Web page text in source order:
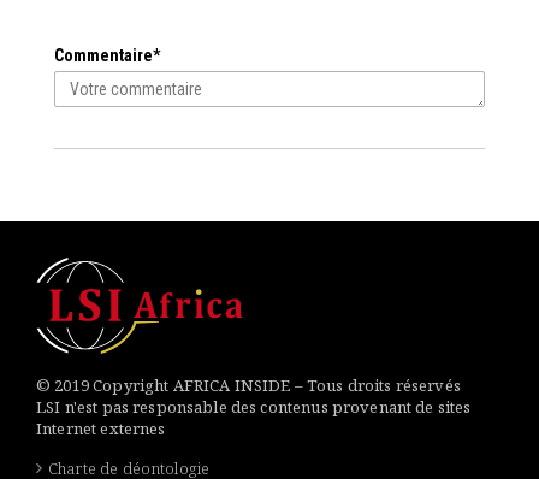
Commentaire*
© 2019 Copyright AFRICA INSIDE – Tous droits réservés
LSI n'est pas responsable des contenus provenant de sites
Internet externes
Charte de déontologie